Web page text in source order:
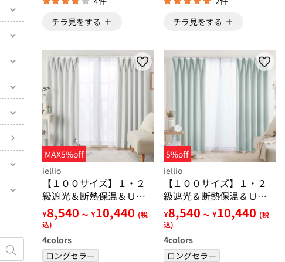
チラ見をする
チラ見をする
MAX5%off
iellio
【１００サイズ】１・２
級遮光＆断熱保温＆ＵＶ
見えにくいレース付カー
テンセット＜イージーオ
ーダー・無地・新生活・
ホワイト＞
¥8,540 ～ ¥10,440 (税
込)
4colors
ロングセラー
5%off
iellio
【１００サイズ】１・２
級遮光＆断熱保温＆ＵＶ
見えにくいレース付カー
テンセット＜イージーオ
ーダー・無地・新生活・
グレー＞
¥8,540 ～ ¥10,440 (税
込)
4colors
ロングセラー